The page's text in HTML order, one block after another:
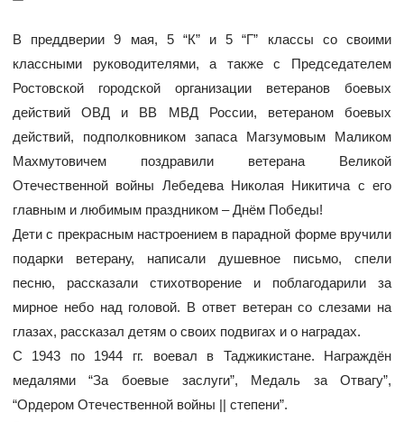
В преддверии 9 мая, 5 “К” и 5 “Г” классы со своими
классными руководителями, а также с Председателем
Ростовской городской организации ветеранов боевых
действий ОВД и ВВ МВД России, ветераном боевых
действий, подполковником запаса Магзумовым Маликом
Махмутовичем поздравили ветерана Великой
Отечественной войны Лебедева Николая Никитича с его
главным и любимым праздником – Днём Победы!
Дети с прекрасным настроением в парадной форме вручили
подарки ветерану, написали душевное письмо, спели
песню, рассказали стихотворение и поблагодарили за
мирное небо над головой. В ответ ветеран со слезами на
глазах, рассказал детям о своих подвигах и о наградах.
С 1943 по 1944 гг. воевал в Таджикистане. Награждён
медалями “За боевые заслуги”, Медаль за Отвагу”,
“Ордером Отечественной войны || степени”.